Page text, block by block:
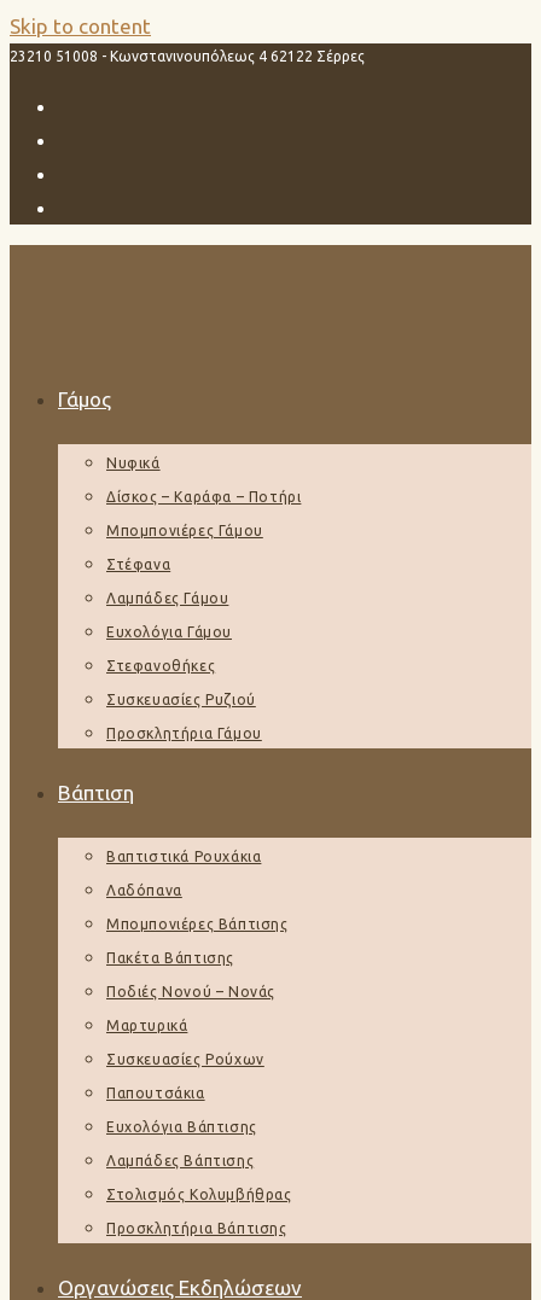
Skip to content
23210 51008 - Κωνστανινουπόλεως 4 62122 Σέρρες
Γάμος
Νυφικά
Δίσκος – Καράφα – Ποτήρι
Μπομπονιέρες Γάμου
Στέφανα
Λαμπάδες Γάμου
Ευχολόγια Γάμου
Στεφανοθήκες
Συσκευασίες Ρυζιού
Προσκλητήρια Γάμου
Βάπτιση
Βαπτιστικά Ρουχάκια
Λαδόπανα
Μπομπονιέρες Βάπτισης
Πακέτα Βάπτισης
Ποδιές Νονού – Νονάς
Μαρτυρικά
Συσκευασίες Ρούχων
Παπουτσάκια
Ευχολόγια Βάπτισης
Λαμπάδες Βάπτισης
Στολισμός Κολυμβήθρας
Προσκλητήρια Βάπτισης
Οργανώσεις Εκδηλώσεων